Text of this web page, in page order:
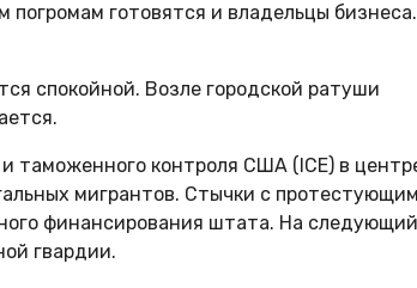
готовятся и владельцы бизнеса.
спокойной. Возле городской ратуши
таможенного контроля США (ICE) в
мигрантов. Стычки с
финансирования штата. На следующий
гвардии.